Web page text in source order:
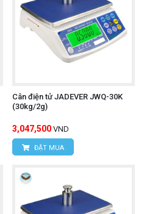
Cân điện tử JADEVER JWQ-30K
(30kg/2g)
3,047,500 VND
ĐẶT MUA